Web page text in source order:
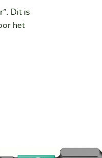
Dit is
het